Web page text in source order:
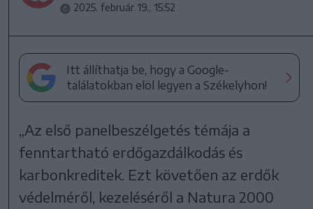
2025. február 19., 15:52
Itt állíthatja be, hogy a Google-
találatokban elöl legyen a Székelyhon!
„Az első panelbeszélgetés témája a
fenntartható erdőgazdálkodás és
karbonkreditek. Ezt követően az erdők
védelméről, kezeléséről a Natura 2000